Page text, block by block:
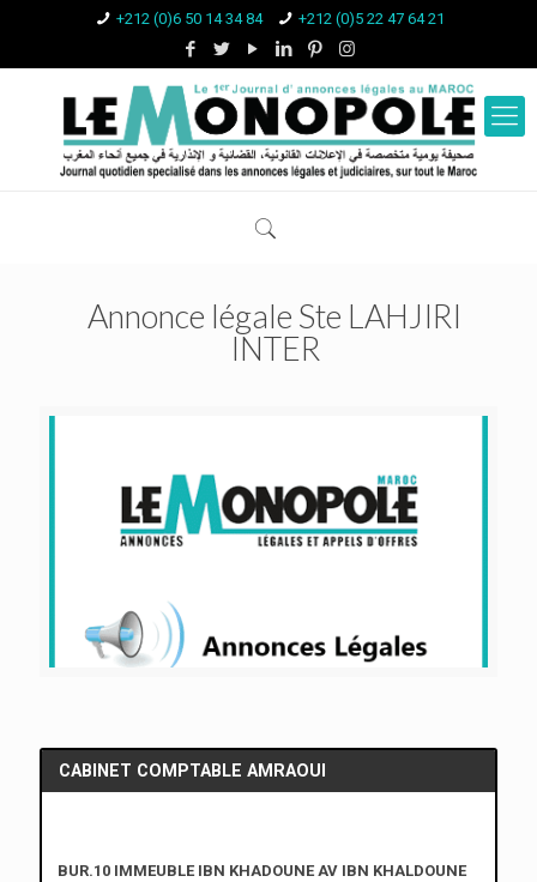
+212 (0)6 50 14 34 84 +212 (0)5 22 47 64 21
Annonce légale Ste LAHJIRI
INTER
CABINET COMPTABLE AMRAOUI
BUR.10 IMMEUBLE IBN KHADOUNE AV IBN KHALDOUNE